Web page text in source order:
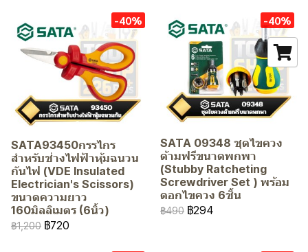
-40%
SATA93450กรรไกร
สำหรับช่างไฟฟ้าหุ้มฉนวน
กันไฟ (VDE Insulated
Electrician's Scissors)
ขนาดความยาว
160มิลลิเมตร (6นิ้ว)
฿1,200 ฿720
-40%
SATA 09348 ชุดไขควง
ด้ามฟรีขนาดพกพา
(Stubby Ratcheting
Screwdriver Set ) พร้อม
ดอกไขควง 6ชิ้น
฿490 ฿294